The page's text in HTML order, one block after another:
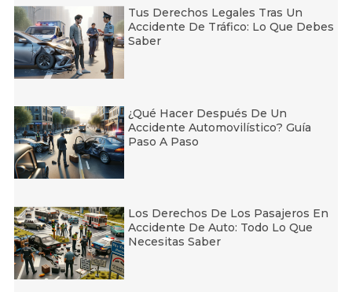
Tus Derechos Legales Tras Un
Accidente De Tráfico: Lo Que Debes
Saber
¿Qué Hacer Después De Un
Accidente Automovilístico? Guía
Paso A Paso
Los Derechos De Los Pasajeros En
Accidente De Auto: Todo Lo Que
Necesitas Saber